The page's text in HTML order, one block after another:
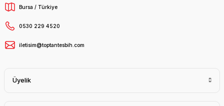
Bursa / Türkiye
0530 229 4520
iletisim@toptantesbih.com
Üyelik